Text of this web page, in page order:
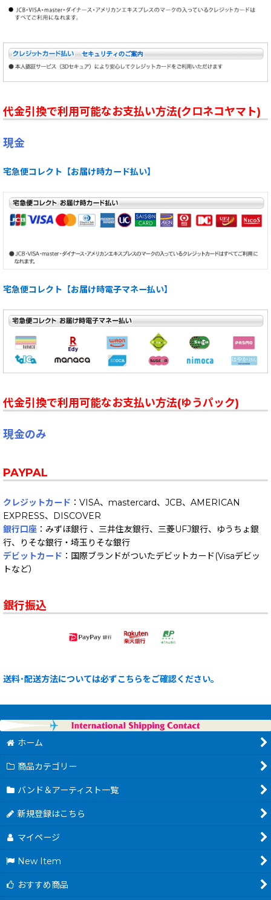
代金引換で利用可能なお支払い方法(クロネコヤマト)
現金
宅急便コレクト【お届け時カード払い】
宅急便コレクト【お届け時電子マネー払い】
代金引換で利用可能なお支払い方法(ゆうパック)
現金のみ
PAYPAL
クレジットカード ：VISA、mastercard、JCB、AMERICAN
EXPRESS、DISCOVER
銀行口座 ：みずほ銀行 、三井住友銀行、三菱UFJ銀行、ゆうちょ銀
行、りそな銀行・埼玉りそな銀行
デビットカード ：国際ブランドがついたデビットカード(Visaデビッ
トなど）
銀行振込
送料･配送方法については必ずこちらをご確認ください。
ホーム
商品カテゴリー
バンド＆アーティスト一覧
新規登録はこちら
マイページ
New Item
おすすめ商品